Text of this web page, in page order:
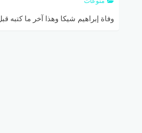
وفاة إبراهيم شيكا وهذا آخر ما كتبه